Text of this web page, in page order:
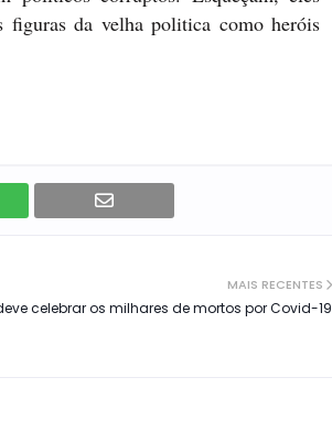
figuras da velha politica como heróis
MAIS RECENTES
celebrar os milhares de mortos por Covid-19